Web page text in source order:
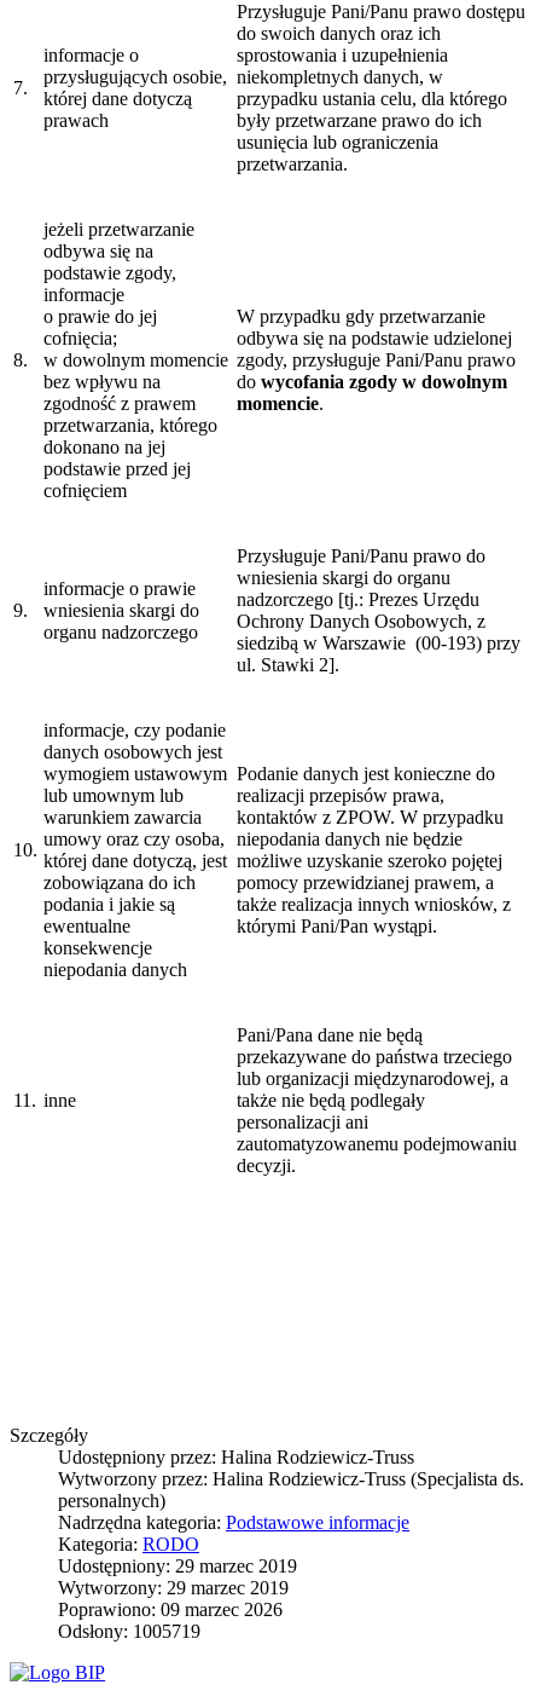
7.
informacje o
przysługujących osobie,
której dane dotyczą
prawach
Przysługuje Pani/Panu prawo dostępu
do swoich danych oraz ich
sprostowania i uzupełnienia
niekompletnych danych, w
przypadku ustania celu, dla którego
były przetwarzane prawo do ich
usunięcia lub ograniczenia
przetwarzania.
8.
jeżeli przetwarzanie
odbywa się na
podstawie zgody,
informacje
o prawie do jej
cofnięcia;
w dowolnym momencie
bez wpływu na
zgodność z prawem
przetwarzania, którego
dokonano na jej
podstawie przed jej
cofnięciem
W przypadku gdy przetwarzanie
odbywa się na podstawie udzielonej
zgody, przysługuje Pani/Panu prawo
do wycofania zgody w dowolnym
momencie.
9.
informacje o prawie
wniesienia skargi do
organu nadzorczego
Przysługuje Pani/Panu prawo do
wniesienia skargi do organu
nadzorczego [tj.: Prezes Urzędu
Ochrony Danych Osobowych, z
siedzibą w Warszawie (00-193) przy
ul. Stawki 2].
10.
informacje, czy podanie
danych osobowych jest
wymogiem ustawowym
lub umownym lub
warunkiem zawarcia
umowy oraz czy osoba,
której dane dotyczą, jest
zobowiązana do ich
podania i jakie są
ewentualne
konsekwencje
niepodania danych
Podanie danych jest konieczne do
realizacji przepisów prawa,
kontaktów z ZPOW. W przypadku
niepodania danych nie będzie
możliwe uzyskanie szeroko pojętej
pomocy przewidzianej prawem, a
także realizacja innych wniosków, z
którymi Pani/Pan wystąpi.
11. inne
Pani/Pana dane nie będą
przekazywane do państwa trzeciego
lub organizacji międzynarodowej, a
także nie będą podlegały
personalizacji ani
zautomatyzowanemu podejmowaniu
decyzji.
Szczegóły
Udostępniony przez: Halina Rodziewicz-Truss
Wytworzony przez: Halina Rodziewicz-Truss (Specjalista ds.
personalnych)
Nadrzędna kategoria: Podstawowe informacje
Kategoria: RODO
Udostępniony: 29 marzec 2019
Wytworzony: 29 marzec 2019
Poprawiono: 09 marzec 2026
Odsłony: 1005719